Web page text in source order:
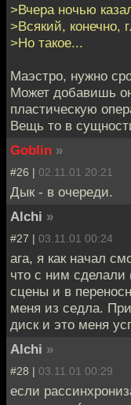
>Вчера ночью
>Всякий, конечно,
>Но такое...
Маэстро, нужно
Может добавишь
пластическую
Вещь то в
Goblin »
#26 | 02.11.01 20:21
Дык - в очереди.
Alchi »
#27 | 03.11.01 00:24
ага, я как начал
что с ним
сцены и в
меня из седла.
диск и это меня
Alchi »
#28 | 03.11.01 00:29
если